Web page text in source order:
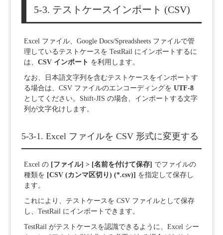
5-3. テストケースインポート (CSV)
Excel ファイル、Google Docs/Spreadsheets ファイルで管
理しているテストケースを TestRail にインポートするに
は、 CSV インポート を利用します。
なお、日本語文字列を含むテストケースをインポートす
る場合は、CSV ファイルのエンコーディングを UTF-8
としてください。Shift-JIS の場合、インポートする文字
列が文字化けします。
5-3-1. Excel ファイルを CSV 形式に変更する
Excel の[ファイル] > [名前を付けて保存] でファイルの
種類を [CSV (カンマ区切り) (*.csv)] を指定して保存し
ます。
これにより、テストケースを CSV ファイルとして保存
し、TestRail にインポートできます。
TestRail がテストケースを認識できるように、Excel シー